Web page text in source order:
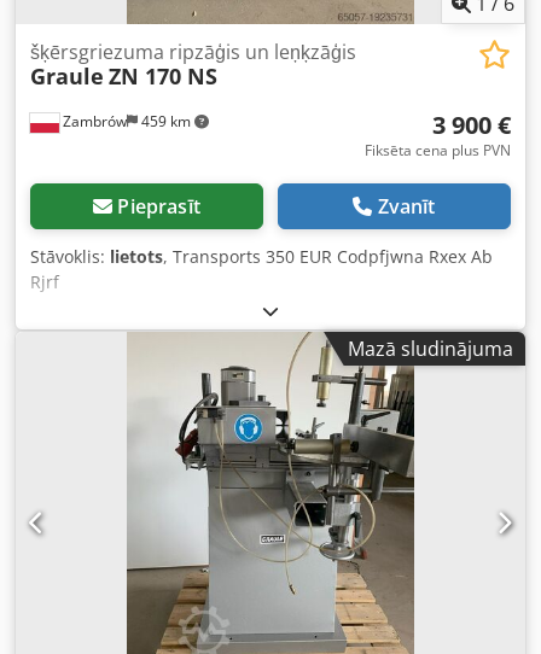
Zambrów 459 km
šķērsgriezuma ripzāģis un leņķzāģis
Graule ZN 170 NS
3 900 €
Fiksēta cena plus PVN
Pieprasīt Zvanīt
Stāvoklis: lietots, Transports 350 EUR Codpfjwna Rxex Ab
Rjrf
Mazā sludinājuma